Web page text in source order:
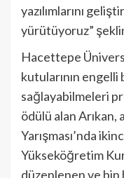
yazılımlarını
yürütüyoruz”
Hacettepe
kutularının
sağlayabilmeleri
ödülü alan Arıkan,
Yarışması’nda
Yükseköğretim
düzenlenen ve bin